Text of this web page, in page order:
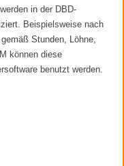
in der DBD-
Beispielsweise nach
Stunden, Löhne,
können diese
benutzt werden.